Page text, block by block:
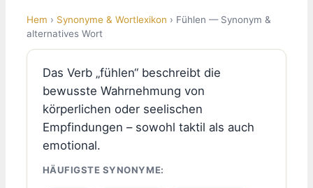
Hem › Synonyme & Wortlexikon › Fühlen — Synonym &
alternatives Wort
Das Verb „fühlen“ beschreibt die
bewusste Wahrnehmung von
körperlichen oder seelischen
Empfindungen – sowohl taktil als auch
emotional.
HÄUFIGSTE SYNONYME: